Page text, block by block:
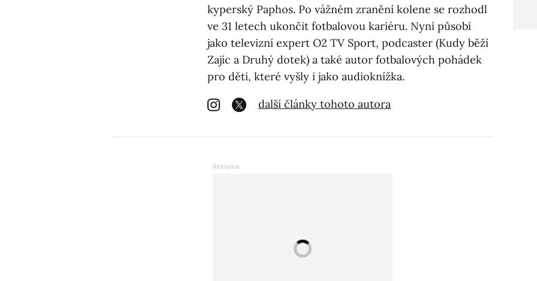
kyperský Paphos. Po vážném zranění kolene se rozhodl
ve 31 letech ukončit fotbalovou kariéru. Nyní působí
jako televizní expert O2 TV Sport, podcaster (Kudy běží
Zajíc a Druhý dotek) a také autor fotbalových pohádek
pro děti, které vyšly i jako audioknížka.
další články tohoto autora